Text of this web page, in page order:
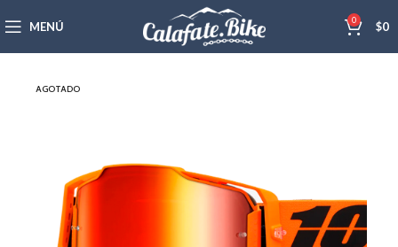
MENÚ 0 $0
AGOTADO